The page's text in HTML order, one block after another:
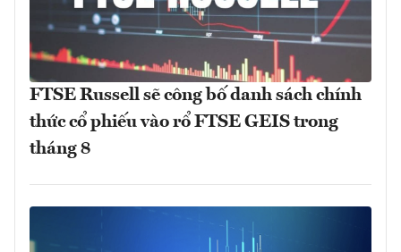
FTSE Russell sẽ công bố danh sách chính
thức cổ phiếu vào rổ FTSE GEIS trong
tháng 8